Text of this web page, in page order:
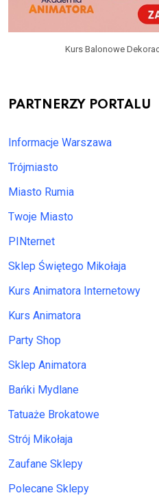
Kurs Balonowe
PARTNERZY PORTALU
Informacje Warszawa
Trójmiasto
Miasto Rumia
Twoje Miasto
PINternet
Sklep Świętego Mikołaja
Kurs Animatora Internetowy
Kurs Animatora
Party Shop
Sklep Animatora
Bańki Mydlane
Tatuaże Brokatowe
Strój Mikołaja
Zaufane Sklepy
Polecane Sklepy